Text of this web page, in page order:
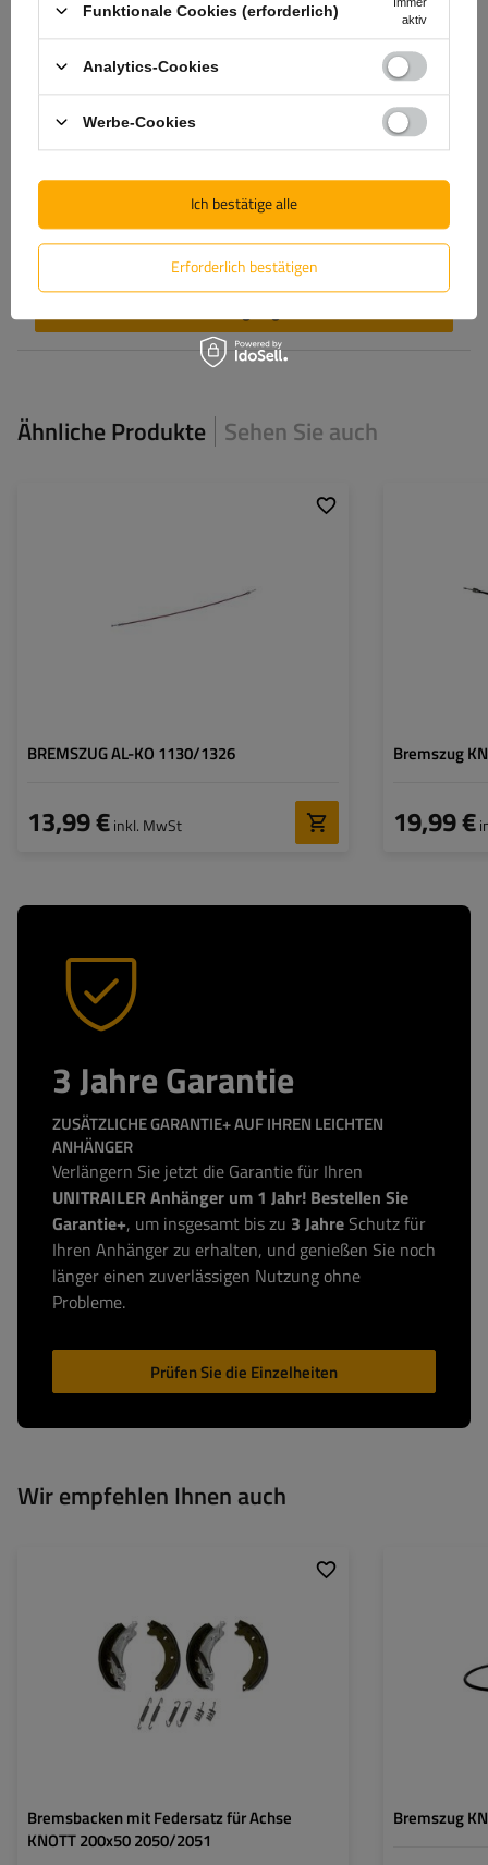
Produktfoto hinzufügen:
E-Mail-Adresse
Ähnliche Produkte Sehen Sie auch
BREMSZUG AL-KO 1130/1326
13,99 €inkl. MwSt
Bremszug
19,99 €
3 Jahre Garantie
ZUSÄTZLICHE GARANTIE+ AUF IHREN LEICHTEN
ANHÄNGER
Verlängern Sie jetzt die Garantie für Ihren
UNITRAILER Anhänger um 1 Jahr! Bestellen Sie
Garantie+, um insgesamt bis zu 3 Jahre Schutz für
Ihren Anhänger zu erhalten, und genießen Sie noch
länger einen zuverlässigen Nutzung ohne
Probleme.
Prüfen Sie die Einzelheiten
Wir empfehlen Ihnen auch
Bremsbacken mit Federsatz für Achse
KNOTT 200x50 2050/2051
Bremsbackenbreite:
50 mm
Bremszug
Funktionale Cookies (erforderlich)
aktiv
Analytics-Cookies
Werbe-Cookies
Erforderlich bestätigen
Ich bestätige alle